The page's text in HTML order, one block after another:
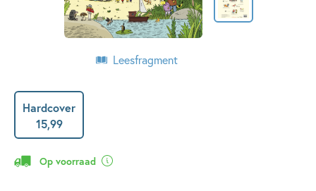
Leesfragment
Hardcover
15,99
Op voorraad